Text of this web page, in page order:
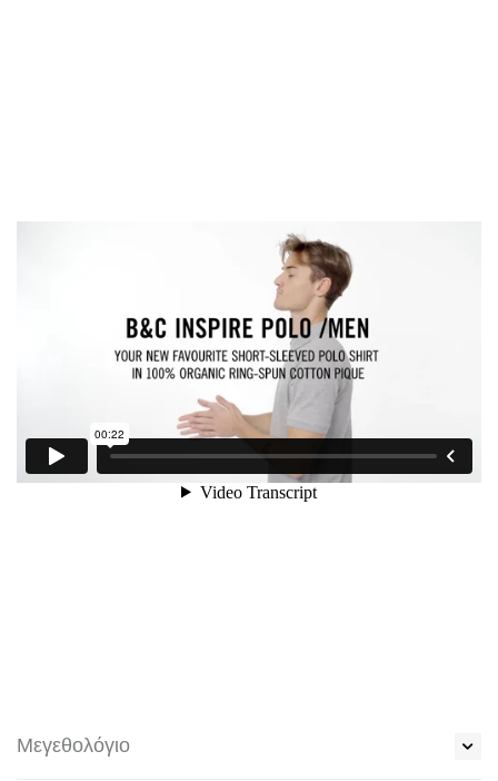
Μεγεθολόγιο